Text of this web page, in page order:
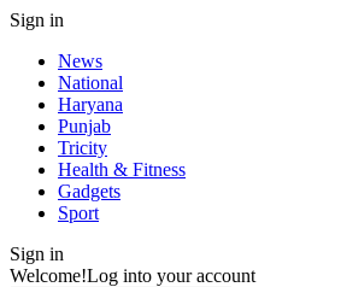
Sign in
News
National
Haryana
Punjab
Tricity
Health & Fitness
Gadgets
Sport
Sign in
Welcome!Log into your account